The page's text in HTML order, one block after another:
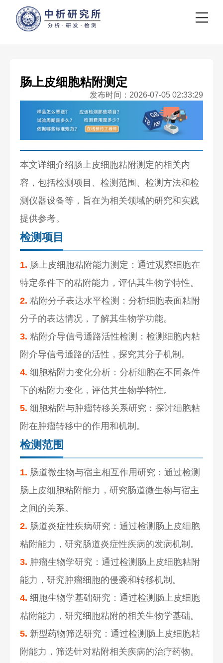
肠上皮细胞粘附测定
发布时间：2026-07-05 02:33:29
本文详细介绍肠上皮细胞粘附测定的相关内
容，包括检测项目、检测范围、检测方法和检
测仪器设备等，旨在为相关领域的研究和实践
提供参考。
检测项目
1. 肠上皮细胞粘附能力测定：通过观察细胞在
特定条件下的粘附能力，评估其生物学特性。
2. 粘附分子表达水平检测：分析细胞表面粘附
分子的表达情况，了解其生物学功能。
3. 粘附介导信号通路活性检测：检测细胞内粘
附介导信号通路的活性，探究其分子机制。
4. 细胞粘附力变化分析：分析细胞在不同条件
下的粘附力变化，评估其生物学特性。
5. 细胞粘附与肿瘤转移关系研究：探讨细胞粘
附在肿瘤转移中的作用和机制。
检测范围
1. 肠道微生物与宿主相互作用研究：通过检测
肠上皮细胞粘附能力，研究肠道微生物与宿主
之间的关系。
2. 肠道炎症性疾病研究：通过检测肠上皮细胞
粘附能力，研究肠道炎症性疾病的发病机制。
3. 肿瘤生物学研究：通过检测肠上皮细胞粘附
能力，研究肿瘤细胞的侵袭和转移机制。
4. 细胞生物学基础研究：通过检测肠上皮细胞
粘附能力，研究细胞粘附的相关生物学基础。
5. 新型药物筛选研究：通过检测肠上皮细胞粘
附能力，筛选针对粘附相关疾病的治疗药物。